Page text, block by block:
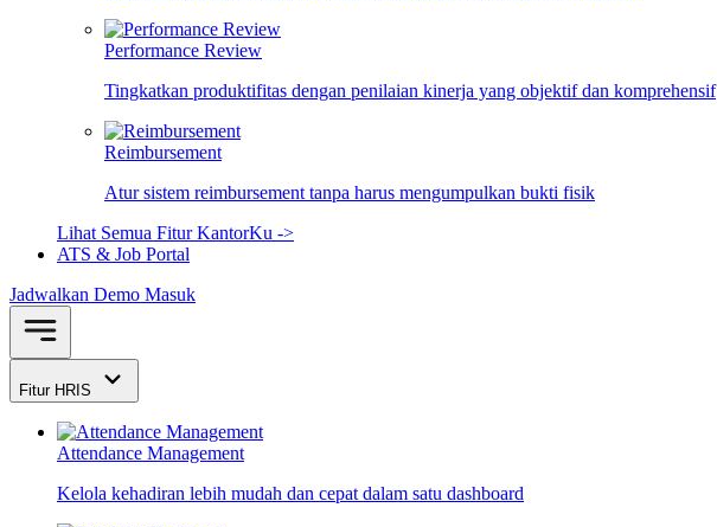
Performance Review
Tingkatkan produktifitas dengan penilaian kinerja yang objektif dan komprehensif
Reimbursement
Atur sistem reimbursement tanpa harus mengumpulkan bukti fisik
Lihat Semua Fitur KantorKu ->
ATS & Job Portal
Jadwalkan Demo Masuk
Fitur HRIS
Attendance Management
Kelola kehadiran lebih mudah dan cepat dalam satu dashboard